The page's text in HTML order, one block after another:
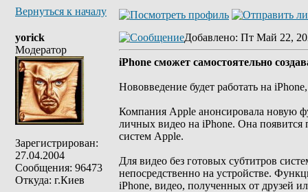
Вернуться к началу
yorick
Модератор
Зарегистрирован:
27.04.2004
Сообщения: 96473
Откуда: г.Киев
Добавлено: Пт Май 22,
iPhone сможет самостоятельно
Нововведение будет работать на
Компания Apple анонсировала новую
личных видео на iPhone. Она
систем Apple.
Для видео без готовых субтитров
непосредственно на устройстве.
iPhone, видео, полученных от друзей